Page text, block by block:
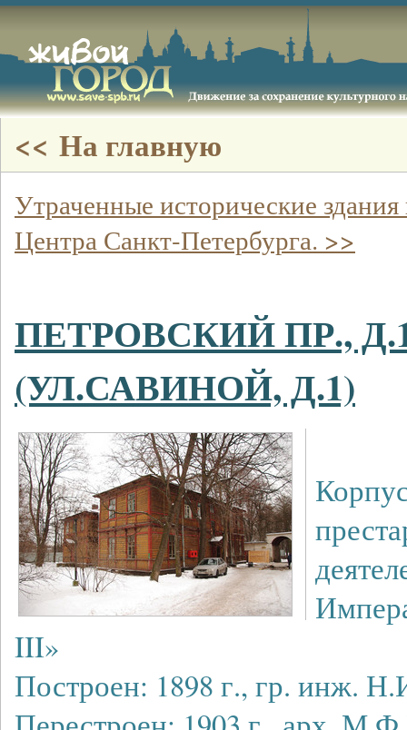
<< На главную
Утраченные исторические
Центра Санкт-Петербурга. >>
ПЕТРОВСКИЙ ПР.,
(УЛ.САВИНОЙ, Д.1)
III»
Построен: 1898 г., гр. инж.